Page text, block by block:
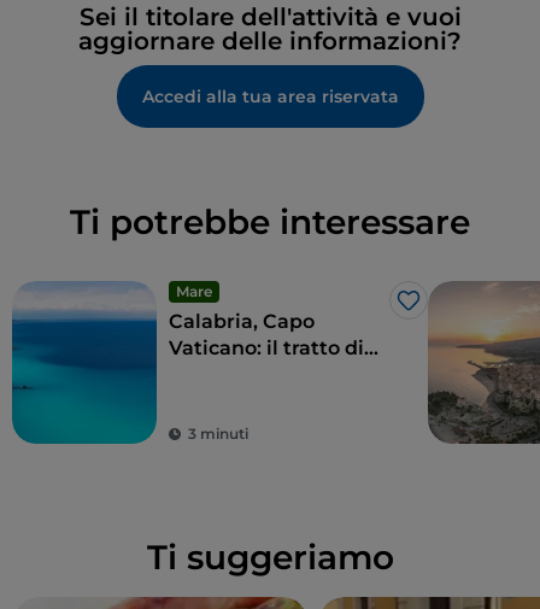
Sei il titolare dell'attività e vuoi
aggiornare delle informazioni?
Accedi alla tua area riservata
Ti potrebbe interessare
Mare
Like
Calabria, Capo
Vaticano: il tratto di
3 minuti
Ti suggeriamo